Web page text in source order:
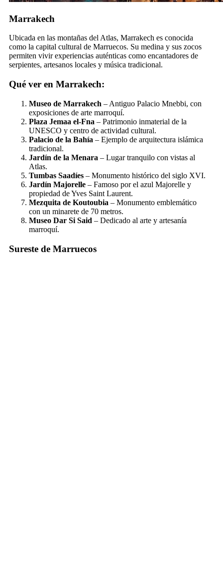
Marrakech
Ubicada en las montañas del Atlas, Marrakech es conocida
como la capital cultural de Marruecos. Su medina y sus zocos
permiten vivir experiencias auténticas como encantadores de
serpientes, artesanos locales y música tradicional.
Qué ver en Marrakech:
Museo de Marrakech – Antiguo Palacio Mnebbi, con
exposiciones de arte marroquí.
Plaza Jemaa el-Fna – Patrimonio inmaterial de la
UNESCO y centro de actividad cultural.
Palacio de la Bahía – Ejemplo de arquitectura islámica
tradicional.
Jardín de la Menara – Lugar tranquilo con vistas al
Atlas.
Tumbas Saadíes – Monumento histórico del siglo XVI.
Jardín Majorelle – Famoso por el azul Majorelle y
propiedad de Yves Saint Laurent.
Mezquita de Koutoubia – Monumento emblemático
con un minarete de 70 metros.
Museo Dar Si Said – Dedicado al arte y artesanía
marroquí.
Sureste de Marruecos